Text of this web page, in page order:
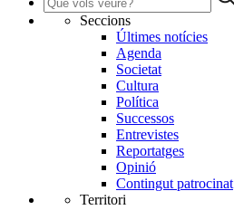
Seccions
Últimes notícies
Agenda
Societat
Cultura
Política
Successos
Entrevistes
Reportatges
Opinió
Contingut patrocinat
Territori